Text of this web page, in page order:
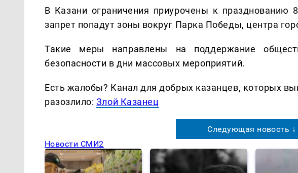
В Казани ограничения приурочены к празднованию
запрет попадут зоны вокруг Парка Победы, центра
Такие меры направлены на поддержание
безопасности в дни массовых мероприятий.
Есть жалобы? Канал для добрых казанцев, которых
разозлило: Злой Казанец
Следующая новость ↓
Новости СМИ2